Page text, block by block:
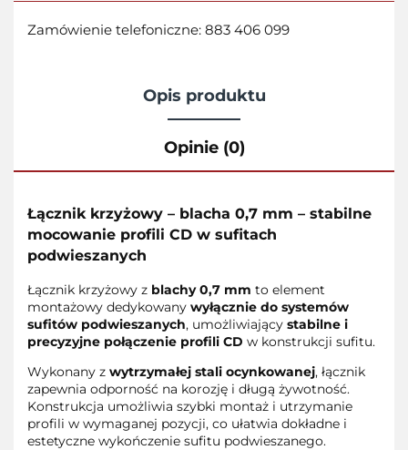
Zamówienie telefoniczne: 883 406 099
Opis produktu
Opinie (0)
Łącznik krzyżowy – blacha 0,7 mm – stabilne
mocowanie profili CD w sufitach
podwieszanych
Łącznik krzyżowy z blachy 0,7 mm to element
montażowy dedykowany wyłącznie do systemów
sufitów podwieszanych, umożliwiający stabilne i
precyzyjne połączenie profili CD w konstrukcji sufitu.
Wykonany z wytrzymałej stali ocynkowanej, łącznik
zapewnia odporność na korozję i długą żywotność.
Konstrukcja umożliwia szybki montaż i utrzymanie
profili w wymaganej pozycji, co ułatwia dokładne i
estetyczne wykończenie sufitu podwieszanego.